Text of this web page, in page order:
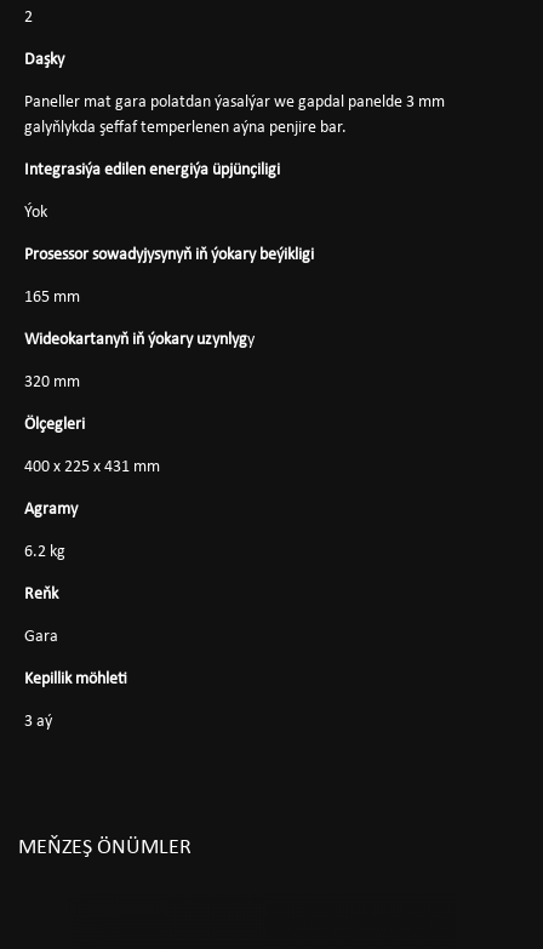
2
Daşky
Paneller mat gara polatdan ýasalýar we gapdal panelde 3 mm
galyňlykda şeffaf temperlenen aýna penjire bar.
Integrasiýa edilen energiýa üpjünçiligi
Ýok
Prosessor sowadyjysynyň iň ýokary beýikligi
165 mm
Wideokartanyň iň ýokary uzynlygy
320 mm
Ölçegleri
400 x 225 x 431 mm
Agramy
6.2 kg
Reňk
Gara
Kepillik möhleti
3 aý
MEŇZEŞ ÖNÜMLER